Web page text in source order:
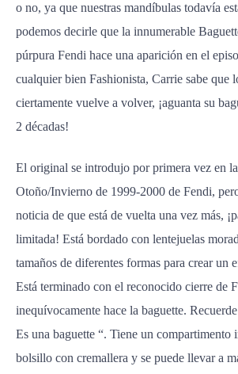
o no, ya que nuestras mandíbulas todavía
podemos decirle que la innumerable
púrpura Fendi hace una aparición en el
cualquier bien Fashionista, Carrie sabe que
ciertamente vuelve a volver, ¡aguanta su
2 décadas!
El original se introdujo por primera vez en
Otoño/Invierno de 1999-2000 de Fendi,
noticia de que está de vuelta una vez más,
limitada! Está bordado con lentejuelas
tamaños de diferentes formas para crear un
Está terminado con el reconocido cierre de
inequívocamente hace la baguette.
Es una baguette “. Tiene un compartimento
bolsillo con cremallera y se puede llevar a